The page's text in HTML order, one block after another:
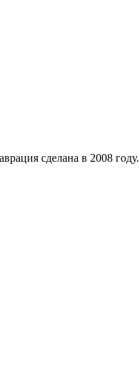
сделана в 2008 году.